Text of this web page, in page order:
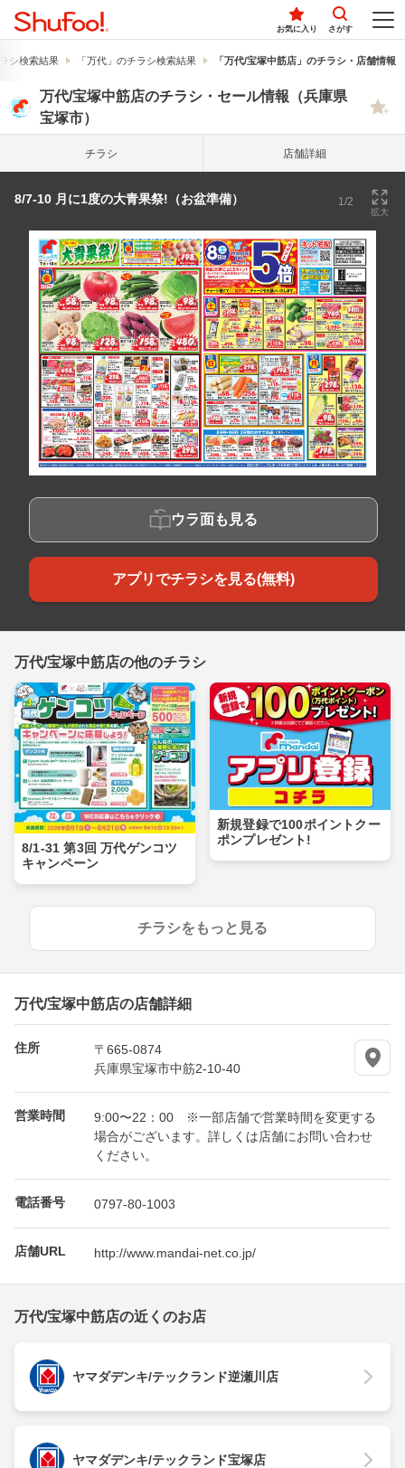
お気に入り さがす
シ検索結果 「万代」のチラシ検索結果 「万代/宝塚中筋店」のチラシ・店舗情報
万代/宝塚中筋店のチラシ・セール情報（兵庫県
宝塚市）
チラシ 店舗詳細
8/7-10 月に1度の大青果祭!（お盆準備） 1/2
拡大
ウラ面も見る
アプリでチラシを見る(無料)
万代/宝塚中筋店の他のチラシ
8/1-31 第3回 万代ゲンコツ
キャンペーン
新規登録で100ポイントクー
ポンプレゼント!
チラシをもっと見る
万代/宝塚中筋店の店舗詳細
住所
〒665-0874
兵庫県宝塚市中筋2-10-40
営業時間
9:00〜22：00 ※一部店舗で営業時間を変更する
場合がございます。詳しくは店舗にお問い合わせ
ください。
電話番号 0797-80-1003
店舗URL http://www.mandai-net.co.jp/
万代/宝塚中筋店の近くのお店
ヤマダデンキ/テックランド逆瀬川店
ヤマダデンキ/テックランド宝塚店